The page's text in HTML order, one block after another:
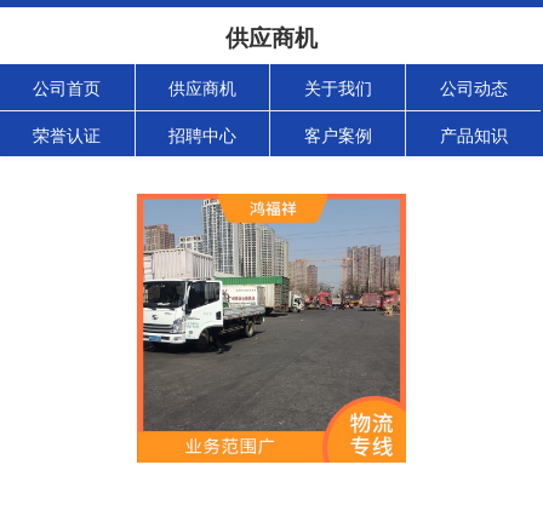
供应商机
公司首页 供应商机 关于我们 公司动态
荣誉认证 招聘中心 客户案例 产品知识